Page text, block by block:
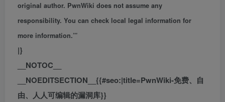
original author. PwnWiki does not assume any
responsibility. You can check local legal information for
more information.”’
|}
__NOTOC__
__NOEDITSECTION__{{#seo:|title=PwnWiki-免费、自
由、人人可编辑的漏洞库}}